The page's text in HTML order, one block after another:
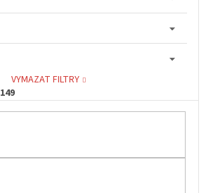
VYMAZAT FILTRY
149